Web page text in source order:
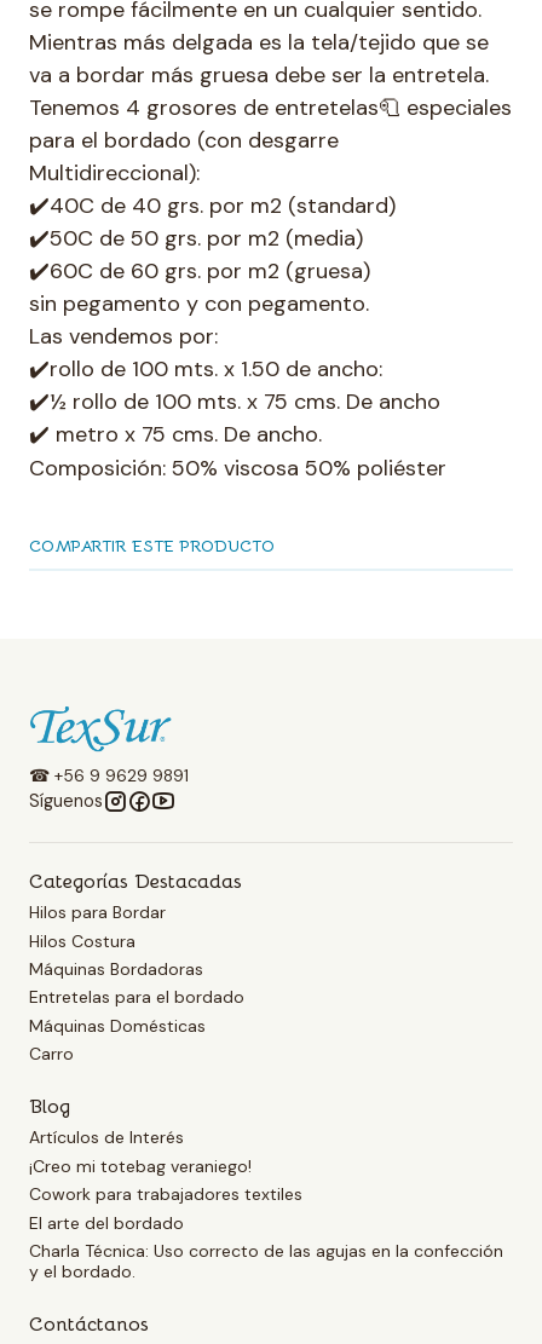
se rompe fácilmente en un cualquier sentido.
Mientras más delgada es la tela/tejido que se
va a bordar más gruesa debe ser la entretela.
Tenemos 4 grosores de entretelas🧻 especiales
para el bordado (con desgarre
Multidireccional):
✔️40C de 40 grs. por m2 (standard)
✔️50C de 50 grs. por m2 (media)
✔️60C de 60 grs. por m2 (gruesa)
sin pegamento y con pegamento.
Las vendemos por:
✔️rollo de 100 mts. x 1.50 de ancho:
✔️½ rollo de 100 mts. x 75 cms. De ancho
✔️ metro x 75 cms. De ancho.
Composición: 50% viscosa 50% poliéster
COMPARTIR ESTE PRODUCTO
☎ +56 9 9629 9891
Síguenos
Categorías Destacadas
Hilos para Bordar
Hilos Costura
Máquinas Bordadoras
Entretelas para el bordado
Máquinas Domésticas
Carro
Blog
Artículos de Interés
¡Creo mi totebag veraniego!
Cowork para trabajadores textiles
El arte del bordado
Charla Técnica: Uso correcto de las agujas en la confección
y el bordado.
Contáctanos